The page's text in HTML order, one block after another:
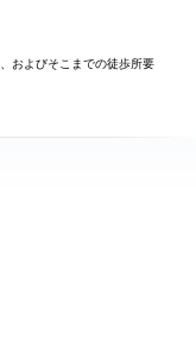
およびそこまでの徒歩所要